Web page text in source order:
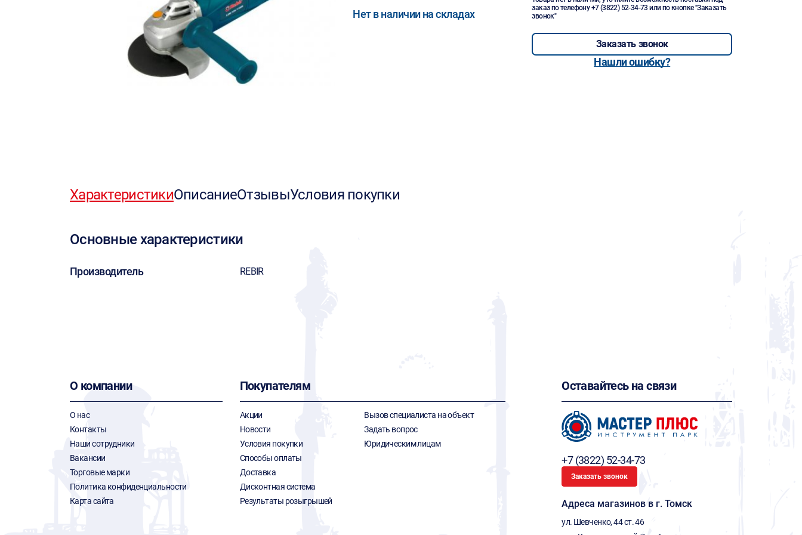
Нет в наличии на складах
заказ по телефону+7 (3822) 52-34-73 или по кнопке "Заказать
звонок"
Заказать звонок
Нашли ошибку?
ХарактеристикиОписаниеОтзывыУсловия покупки
Основные характеристики
Производитель REBIR
О компании
О нас
Контакты
Наши сотрудники
Вакансии
Торговые марки
Политика конфиденциальности
Карта сайта
Покупателям
Акции
Новости
Условия покупки
Способы оплаты
Доставка
Дисконтная система
Результаты розыгрышей
Вызов специалиста на объект
Задать вопрос
Юридическим лицам
Оставайтесь на связи
+7 (3822) 52-34-73
Заказать звонок
Адреса магазинов в г. Томск
ул. Шевченко, 44 ст. 46